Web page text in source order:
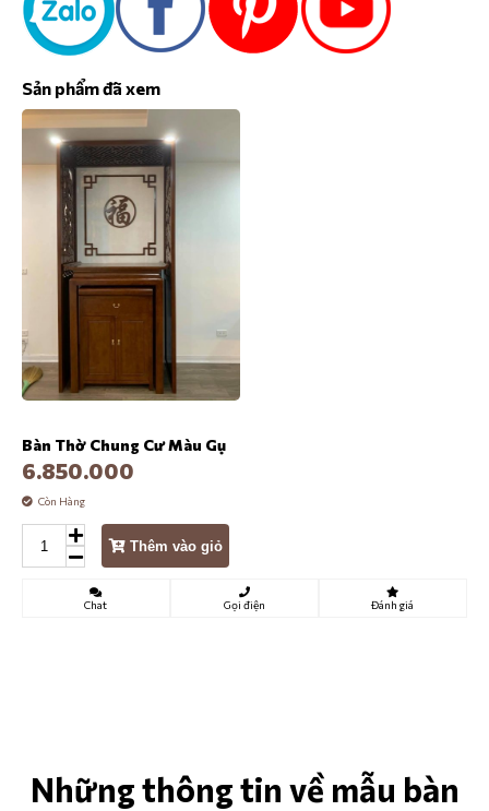
Sản phẩm đã xem
Bàn Thờ Chung Cư Màu Gụ
6.850.000
Còn Hàng
Thêm vào giỏ
Chat Gọi điện Đánh giá
Những thông tin về mẫu bàn